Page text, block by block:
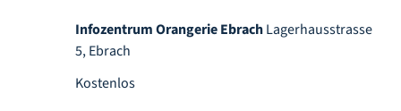
Infozentrum Orangerie EbrachLagerhausstrasse
5, Ebrach
Kostenlos